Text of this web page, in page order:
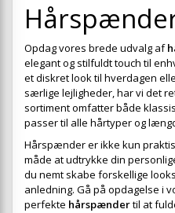
Opdag vores brede udvalg af
elegant og stilfuldt touch til
et diskret look til hverdagen
særlige lejligheder, har vi det
sortiment omfatter både
passer til alle hårtyper og
Hårspænder er ikke kun
måde at udtrykke din
du nemt skabe forskellige
anledning. Gå på opdagelse i
perfekte hårspændertil at